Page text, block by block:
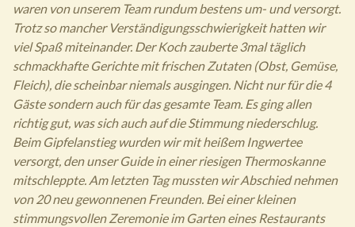
waren von unserem Team rundum bestens um- und versorgt.
Trotz so mancher Verständigungsschwierigkeit hatten wir
viel Spaß miteinander. Der Koch zauberte 3mal täglich
schmackhafte Gerichte mit frischen Zutaten (Obst, Gemüse,
Fleich), die scheinbar niemals ausgingen. Nicht nur für die 4
Gäste sondern auch für das gesamte Team. Es ging allen
richtig gut, was sich auch auf die Stimmung niederschlug.
Beim Gipfelanstieg wurden wir mit heißem Ingwertee
versorgt, den unser Guide in einer riesigen Thermoskanne
mitschleppte. Am letzten Tag mussten wir Abschied nehmen
von 20 neu gewonnenen Freunden. Bei einer kleinen
stimmungsvollen Zeremonie im Garten eines Restaurants